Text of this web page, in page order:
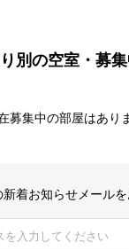
別の空室・募
募集中の部屋はあり
新着お知らせメール